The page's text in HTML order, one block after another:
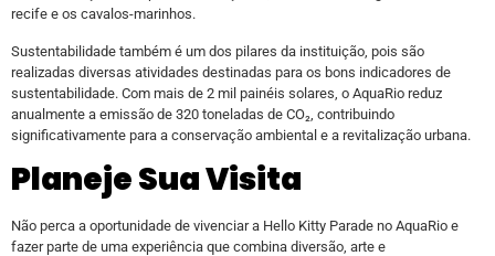
recife e os cavalos-marinhos.
Sustentabilidade também é um dos pilares da instituição, pois são
realizadas diversas atividades destinadas para os bons indicadores de
sustentabilidade. Com mais de 2 mil painéis solares, o AquaRio reduz
anualmente a emissão de 320 toneladas de CO₂, contribuindo
significativamente para a conservação ambiental e a revitalização urbana.
Planeje Sua Visita
Não perca a oportunidade de vivenciar a Hello Kitty Parade no AquaRio e
fazer parte de uma experiência que combina diversão, arte e